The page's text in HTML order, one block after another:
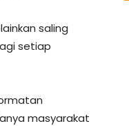
saling
setiap
masyarakat